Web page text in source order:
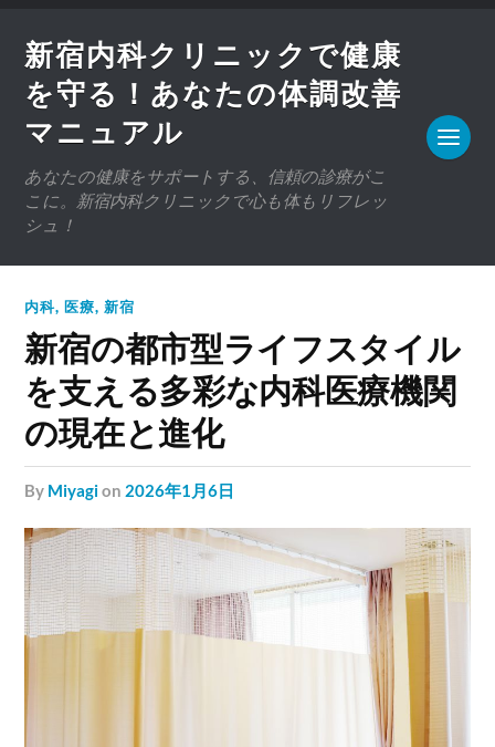
新宿内科クリニックで健康
を守る！あなたの体調改善
マニュアル
あなたの健康をサポートする、信頼の診療がこ
こに。新宿内科クリニックで心も体もリフレッ
シュ！
内科, 医療,新宿
新宿の都市型ライフスタイル
を支える多彩な内科医療機関
の現在と進化
by Miyagion 2026年1月6日